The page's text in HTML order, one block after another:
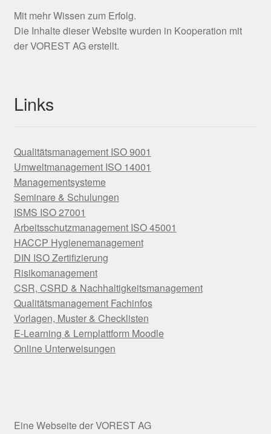
Mit mehr Wissen zum Erfolg.
Die Inhalte dieser Website wurden in Kooperation mit
der VOREST AG erstellt.
Links
Qualitätsmanagement ISO 9001
Umweltmanagement ISO 14001
Managementsysteme
Seminare & Schulungen
ISMS ISO 27001
Arbeitsschutzmanagement ISO 45001
HACCP Hygienemanagement
DIN ISO Zertifizierung
Risikomanagement
CSR, CSRD & Nachhaltigkeitsmanagement
Qualitätsmanagement Fachinfos
Vorlagen, Muster & Checklisten
E-Learning & Lernplattform Moodle
Online Unterweisungen